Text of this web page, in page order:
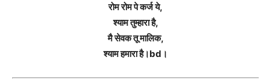
रोम रोम पे कर्ज ये,
श्याम तुम्हारा है,
मै सेवक तू मालिक,
श्याम हमारा है।bd।